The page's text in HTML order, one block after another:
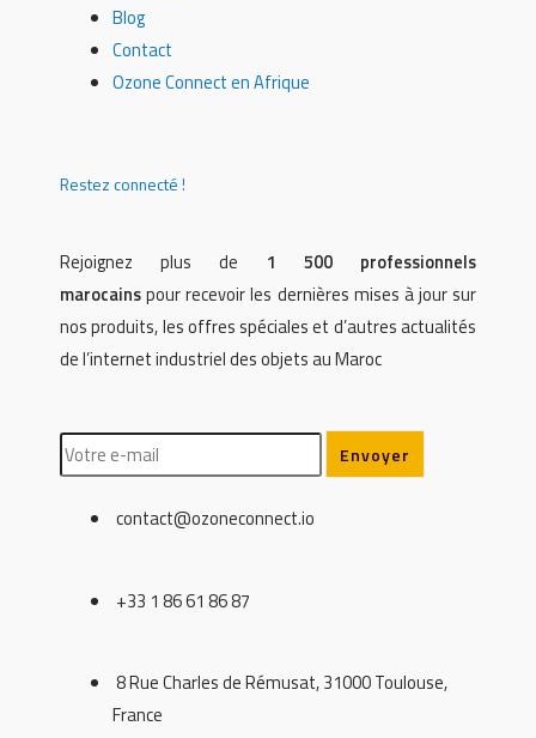
Blog
Contact
Ozone Connect en Afrique
Restez connecté !
Rejoignez plus de 1 500 professionnels
marocainspour recevoir les dernières mises à jour sur
nos produits, les offres spéciales et d’autres actualités
de l’internet industriel des objets au Maroc
contact@ozoneconnect.io
+33 1 86 61 86 87
8 Rue Charles de Rémusat, 31000 Toulouse,
France